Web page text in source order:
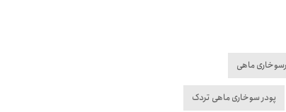
ماهی
پودر سوخاری ماهی تردک